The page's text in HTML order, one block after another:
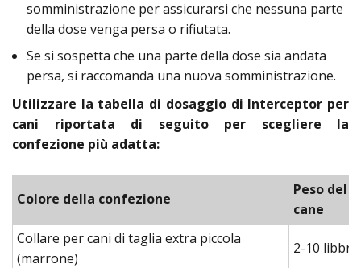
somministrazione per assicurarsi che nessuna parte
della dose venga persa o rifiutata.
Se si sospetta che una parte della dose sia andata
persa, si raccomanda una nuova somministrazione.
Utilizzare la tabella di dosaggio di Interceptor per
cani riportata di seguito per scegliere la
confezione più adatta:
Colore della confezione
Peso del
cane
Collare per cani di taglia extra piccola
(marrone)
2-10 libbre